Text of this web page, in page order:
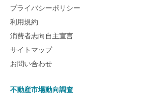
プライバシーポリシー
利用規約
消費者志向自主宣言
サイトマップ
お問い合わせ
不動産市場動向調査